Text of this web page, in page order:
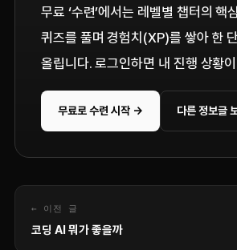
무료 ‘수련’에서는 레벨별 챕터의 핵
퀴즈를 풀며 경험치(XP)를 쌓아 한
올립니다. 로그인하면 내 진행 상황
무료로 수련 시작 → 다른 정보글
← 이전 글
코딩 AI 뭐가 좋을까